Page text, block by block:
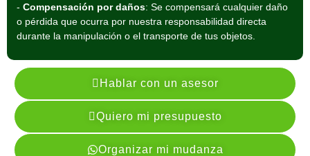
- Compensación por daños: Se compensará cualquier daño
o pérdida que ocurra por nuestra responsabilidad directa
durante la manipulación o el transporte de tus objetos.
Hablar con un asesor
Quiero mi presupuesto
Organizar mi mudanza